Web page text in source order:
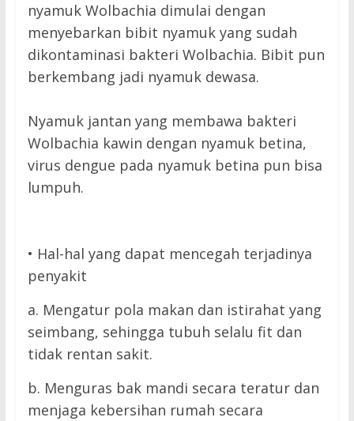
nyamuk Wolbachia dimulai dengan
menyebarkan bibit nyamuk yang sudah
dikontaminasi bakteri Wolbachia. Bibit pun
berkembang jadi nyamuk dewasa.
Nyamuk jantan yang membawa bakteri
Wolbachia kawin dengan nyamuk betina,
virus dengue pada nyamuk betina pun bisa
lumpuh.
• Hal-hal yang dapat mencegah terjadinya
penyakit
a. Mengatur pola makan dan istirahat yang
seimbang, sehingga tubuh selalu fit dan
tidak rentan sakit.
b. Menguras bak mandi secara teratur dan
menjaga kebersihan rumah secara